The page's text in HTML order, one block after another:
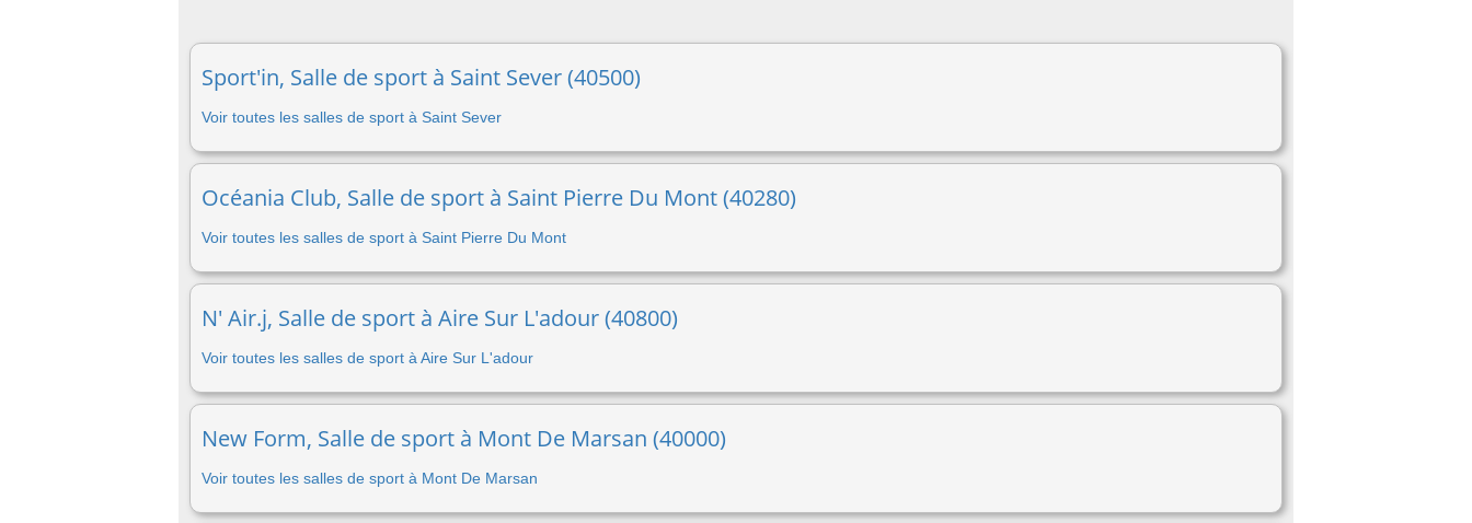
Sport'in, Salle de sport à Saint Sever (40500)
Voir toutes les salles de sport à Saint Sever
Océania Club, Salle de sport à Saint Pierre Du Mont (40280)
Voir toutes les salles de sport à Saint Pierre Du Mont
N' Air.j, Salle de sport à Aire Sur L'adour (40800)
Voir toutes les salles de sport à Aire Sur L'adour
New Form, Salle de sport à Mont De Marsan (40000)
Voir toutes les salles de sport à Mont De Marsan